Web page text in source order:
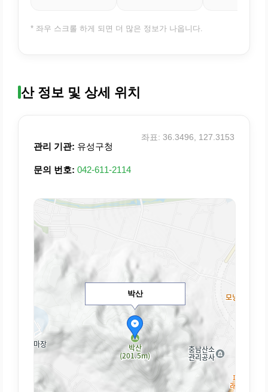
* 좌우 스크롤 하게 되면 더 많은 정보가 나옵니다.
산 정보 및 상세 위치
관리 기관: 유성구청
문의 번호: 042-611-2114
좌표: 36.3496, 127.3153
박산